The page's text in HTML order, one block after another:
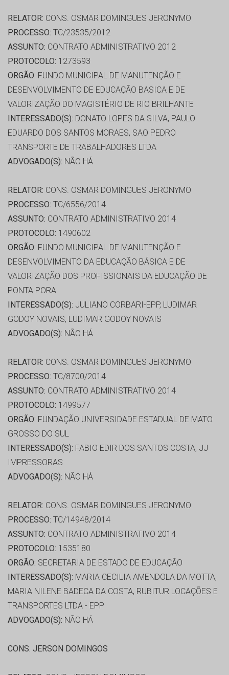
RELATOR: CONS. OSMAR DOMINGUES JERONYMO
PROCESSO: TC/23535/2012
ASSUNTO: CONTRATO ADMINISTRATIVO 2012
PROTOCOLO: 1273593
ORGÃO: FUNDO MUNICIPAL DE MANUTENÇÃO E
DESENVOLVIMENTO DE EDUCAÇÃO BASICA E DE
VALORIZAÇÃO DO MAGISTÉRIO DE RIO BRILHANTE
INTERESSADO(S): DONATO LOPES DA SILVA, PAULO
EDUARDO DOS SANTOS MORAES, SAO PEDRO
TRANSPORTE DE TRABALHADORES LTDA
ADVOGADO(S): NÃO HÁ
RELATOR: CONS. OSMAR DOMINGUES JERONYMO
PROCESSO: TC/6556/2014
ASSUNTO: CONTRATO ADMINISTRATIVO 2014
PROTOCOLO: 1490602
ORGÃO: FUNDO MUNICIPAL DE MANUTENÇÃO E
DESENVOLVIMENTO DA EDUCAÇÃO BÁSICA E DE
VALORIZAÇÃO DOS PROFISSIONAIS DA EDUCAÇÃO DE
PONTA PORA
INTERESSADO(S): JULIANO CORBARI-EPP, LUDIMAR
GODOY NOVAIS, LUDIMAR GODOY NOVAIS
ADVOGADO(S): NÃO HÁ
RELATOR: CONS. OSMAR DOMINGUES JERONYMO
PROCESSO: TC/8700/2014
ASSUNTO: CONTRATO ADMINISTRATIVO 2014
PROTOCOLO: 1499577
ORGÃO: FUNDAÇÃO UNIVERSIDADE ESTADUAL DE MATO
GROSSO DO SUL
INTERESSADO(S): FABIO EDIR DOS SANTOS COSTA, JJ
IMPRESSORAS
ADVOGADO(S): NÃO HÁ
RELATOR: CONS. OSMAR DOMINGUES JERONYMO
PROCESSO: TC/14948/2014
ASSUNTO: CONTRATO ADMINISTRATIVO 2014
PROTOCOLO: 1535180
ORGÃO: SECRETARIA DE ESTADO DE EDUCAÇÃO
INTERESSADO(S): MARIA CECILIA AMENDOLA DA MOTTA,
MARIA NILENE BADECA DA COSTA, RUBITUR LOCAÇÕES E
TRANSPORTES LTDA - EPP
ADVOGADO(S): NÃO HÁ
CONS. JERSON DOMINGOS